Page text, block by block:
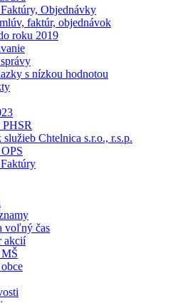
Objednávky
faktúr, objednávok
roku 2019
s nízkou hodnotou
Chtelnica s.r.o., r.s.p.
voľný čas
akcií